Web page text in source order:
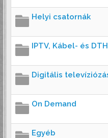
Helyi csatornák
IPTV, Kábel- és
Digitális
On Demand
Egyéb